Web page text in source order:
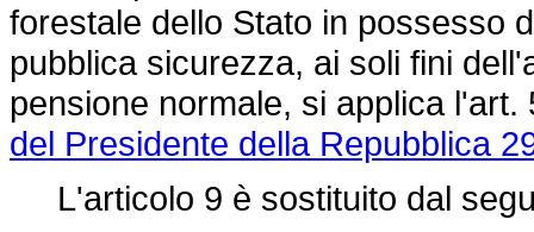
forestale dello Stato in possesso
pubblica sicurezza, ai soli fini
pensione normale, si applica
del Presidente della Repubblica
L'articolo 9 è sostituito dal